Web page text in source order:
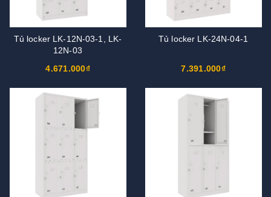
Tủ locker LK-12N-03-1, LK-
12N-03
4.671.000₫
Tủ locker LK-24N-04-1
7.391.000₫